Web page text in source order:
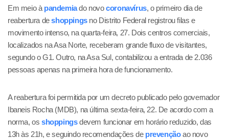
Em meio à pandemiado novocoronavírus, o primeiro dia de
reabertura deshoppingsno Distrito Federal registrou filas e
movimento intenso, na quarta-feira, 27. Dois centros comerciais,
localizados na Asa Norte, receberam grande fluxo de visitantes,
segundo o G1. Outro, na Asa Sul, contabilizou a entrada de 2.036
pessoas apenas na primeira hora de funcionamento.
A reabertura foi permitida por um decreto publicado pelo governador
Ibaneis Rocha (MDB), na última sexta-feira, 22. De acordo com a
norma, os shoppingsdevem funcionar em horário reduzido, das
13h às 21h, e seguindo recomendações de prevençãoao novo